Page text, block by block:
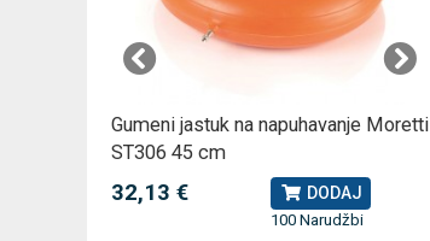
Gumeni jastuk na napuhavanje Moretti
ST306 45 cm
32,13 € DODAJ
100 Narudžbi